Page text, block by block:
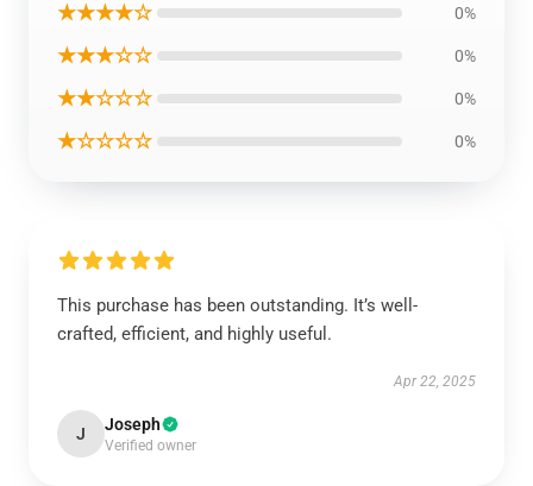
★★★★☆ 0%
★★★☆☆ 0%
★★☆☆☆ 0%
★☆☆☆☆ 0%
This purchase has been outstanding. It’s well-
crafted, efficient, and highly useful.
Apr 22, 2025
J Joseph
Verified owner